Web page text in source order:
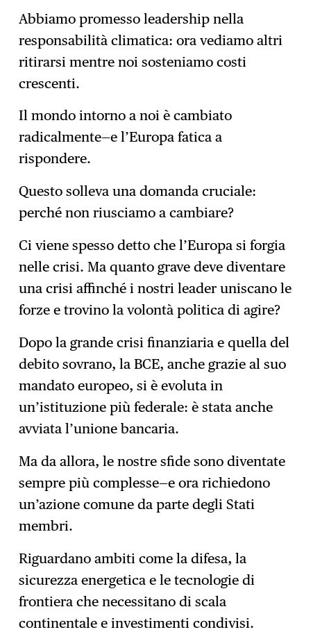
Abbiamo promesso leadership nella
responsabilità climatica: ora vediamo altri
ritirarsi mentre noi sosteniamo costi
crescenti.
Il mondo intorno a noi è cambiato
radicalmente—e l’Europa fatica a
rispondere.
Questo solleva una domanda cruciale:
perché non riusciamo a cambiare?
Ci viene spesso detto che l’Europa si forgia
nelle crisi. Ma quanto grave deve diventare
una crisi affinché i nostri leader uniscano le
forze e trovino la volontà politica di agire?
Dopo la grande crisi finanziaria e quella del
debito sovrano, la BCE, anche grazie al suo
mandato europeo, si è evoluta in
un’istituzione più federale: è stata anche
avviata l’unione bancaria.
Ma da allora, le nostre sfide sono diventate
sempre più complesse—e ora richiedono
un’azione comune da parte degli Stati
membri.
Riguardano ambiti come la difesa, la
sicurezza energetica e le tecnologie di
frontiera che necessitano di scala
continentale e investimenti condivisi.